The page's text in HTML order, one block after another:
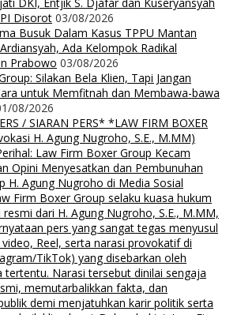
Disorot 03/08/2026
Busuk Dalam Kasus TPPU Mantan
Ada Kelompok Radikal
Prabowo 03/08/2026
Silakan Bela Klien, Tapi Jangan
untuk Memfitnah dan Membawa-bawa
08/2026
/ SIARAN PERS* *LAW FIRM BOXER
H. Agung Nugroho, S.E., M.MM)
Law Firm Boxer Group Kecam
Opini Menyesatkan dan Pembunuhan
H. Agung Nugroho di Media Sosial
Firm Boxer Group selaku kuasa hukum
dari H. Agung Nugroho, S.E., M.MM,
pers yang sangat tegas menyusul
Reel, serta narasi provokatif di
TikTok) yang disebarkan oleh
tertentu. Narasi tersebut dinilai sengaja
memutarbalikkan fakta, dan
demi menjatuhkan karir politik serta